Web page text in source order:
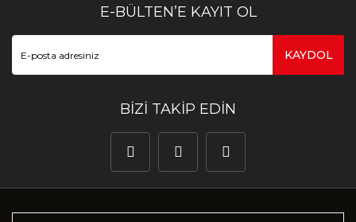
E-BÜLTEN’E KAYIT OL
KAYDOL
BİZİ TAKİP EDİN